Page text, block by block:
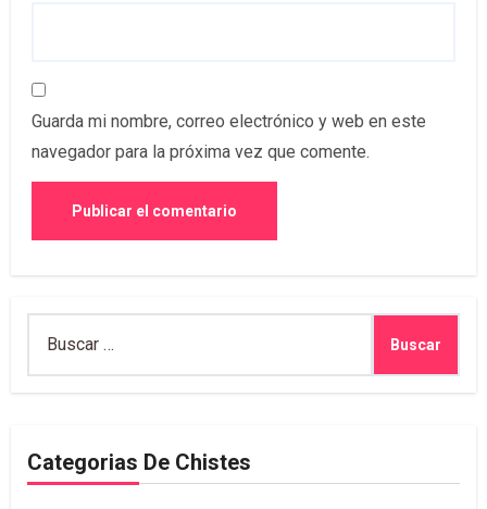
Guarda mi nombre, correo electrónico y web en este
navegador para la próxima vez que comente.
Categorias De Chistes